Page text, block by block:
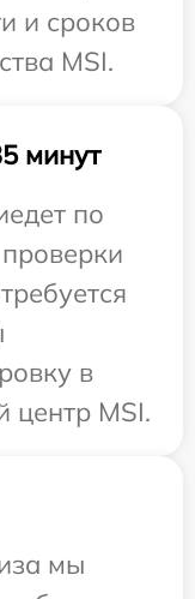
и сроков
MSI.
минут
по
в
центр MSI.
мы